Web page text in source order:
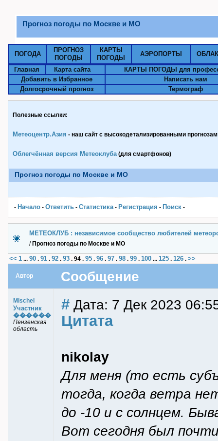
Прогноз погоды по Москве и МО
ПОГОДА
ПРОГНОЗ
ПОГОДЫ
КАРТЫ
ПОГОДЫ
АЭРОПОРТЫ
Главная Карта сайта
КАРТЫ ПОГОДЫ для
Добавить в Избранное
Написать нам
Долгосрочный прогноз
Термограф
Полезные ссылки:
Метеоцентр.Азия - наш сайт с высокодетализированными
Облегчённая версия Метеоклуба(для смартфонов)
Прогноз погоды по Москве и МО
- Начало - Ответить - Статистика- Pегистрация - Поиск -
МЕТЕОКЛУБ : независимое сообщество любителей
/ Прогноз погоды по Москве и МО
<< 1 ... 90 . 91 . 92 . 93 . 94 . 95 . 96 . 97 . 98 . 99 . 100 ... 125 . 126 . >>
Автор Сообщение
Mischel
Участник
������
Пензенская
область
# Дата: 7 Дек 2023
Цитата
nikolay
Для меня (то есть
тогда, когда ветра
до -10 и с солнцем.
Вот сегодня был